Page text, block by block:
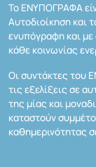
Το ΕΝΥΠΟΓΡΑΦΑ
Αυτοδιοίκηση και
ενυπόγραφη και με
κάθε κοινωνίας
Οι συντάκτες του
τις εξελίξεις σε
της μίας και
καταστούν
καθημερινότητας